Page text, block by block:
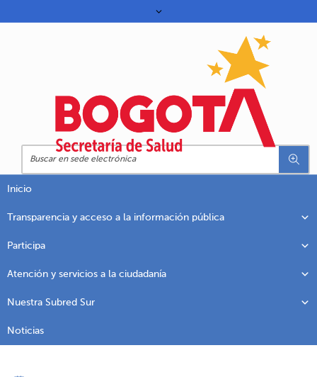
Inicio
Transparencia y acceso a la información pública
Participa
Atención y servicios a la ciudadanía
Nuestra Subred Sur
Noticias